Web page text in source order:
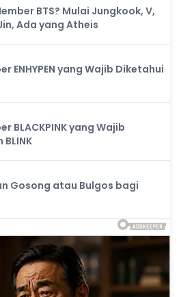
BTS? Mulai Jungkook, V,
Ada yang Atheis
ENHYPEN yang Wajib Diketahui
BLACKPINK yang Wajib
Gosong atau Bulgos bagi